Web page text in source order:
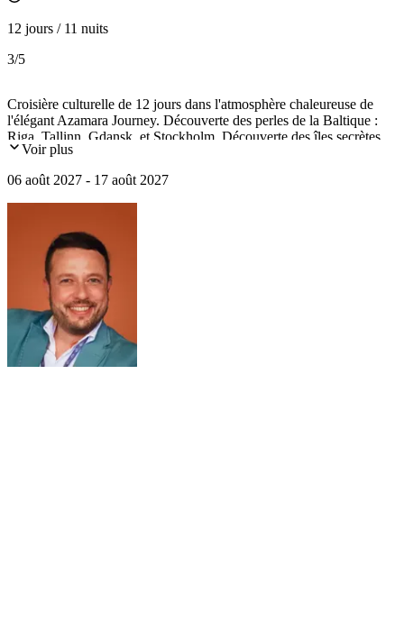
12 jours / 11 nuits
3/5
Croisière culturelle de 12 jours dans l'atmosphère chaleureuse de
l'élégant Azamara Journey. Découverte des perles de la Baltique :
Riga, Tallinn, Gdansk, et Stockholm. Découverte des îles secrètes
de Gotland (Visby) et Bornholm (Rønne) et incursion sur les rivages
Voir plus
06 août 2027 - 17 août 2027